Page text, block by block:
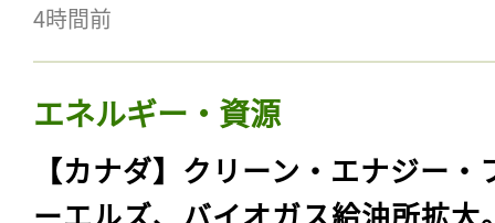
4時間前
エネルギー・資源
【カナダ】クリーン・エナジー・
ーエルズ、バイオガス給油所拡大